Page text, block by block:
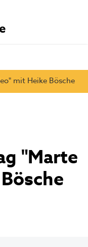
mit Heike Bösche
"Marte